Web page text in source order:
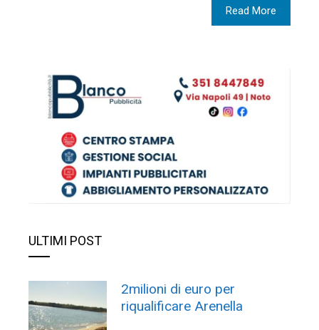
Read More
ULTIMI POST
2milioni di euro per
riqualificare Arenella